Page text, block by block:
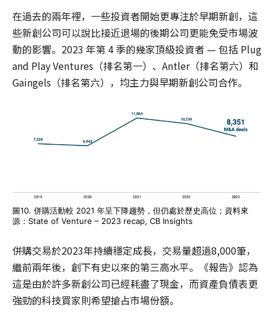
在過去的兩年裡，一些投資者開始更專注於早期新創，這
些新創公司可以說比接近退場的後期公司更能免受市場波
動的影響。2023 年第 4 季的幾家頂級投資者 — 包括 Plug
and Play Ventures（排名第一）、Antler（排名第六）和
Gaingels（排名第六），均主力與早期新創公司合作。
圖10. 併購活動較 2021 年呈下降趨勢，但仍處於歷史高位；資料來
源：State of Venture – 2023 recap, CB Insights
併購交易於2023年持續穩定成長，交易量超過8,000筆，
繼前兩年後，創下有史以來的第三高水平。《報告》認為
這是由於許多新創公司已經耗盡了現金，而資產負債表更
強勁的科技買家則希望搶占市場份額。